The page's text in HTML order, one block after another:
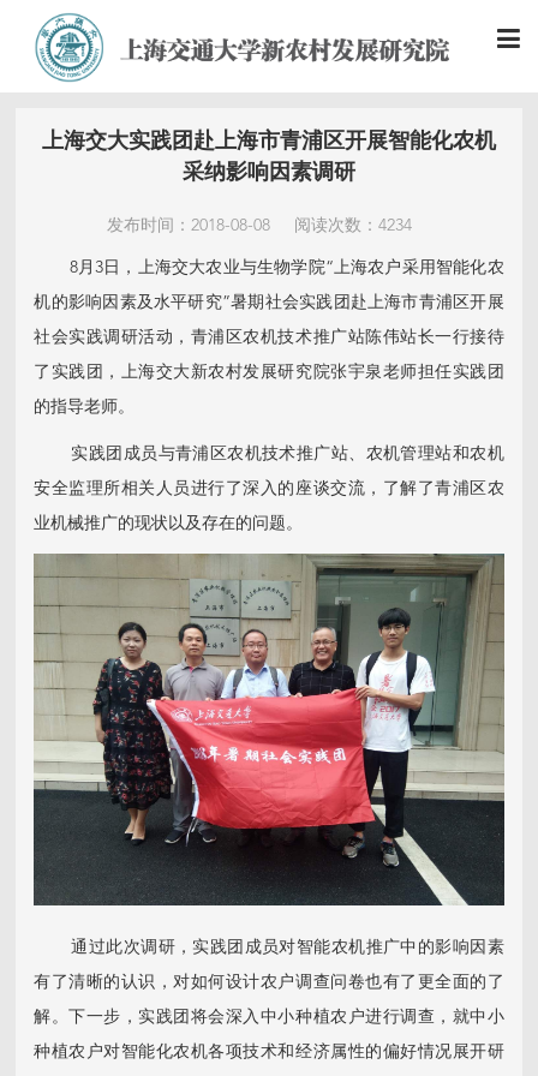
上海交大实践团赴上海市青浦区开展智能化农机
采纳影响因素调研
发布时间：2018-08-08 阅读次数：4234
8月3日，上海交大农业与生物学院“上海农户采用智能化农
机的影响因素及水平研究”暑期社会实践团赴上海市青浦区开展
社会实践调研活动，青浦区农机技术推广站陈伟站长一行接待
了实践团，上海交大新农村发展研究院张宇泉老师担任实践团
的指导老师。
实践团成员与青浦区农机技术推广站、农机管理站和农机
安全监理所相关人员进行了深入的座谈交流，了解了青浦区农
业机械推广的现状以及存在的问题。
通过此次调研，实践团成员对智能农机推广中的影响因素
有了清晰的认识，对如何设计农户调查问卷也有了更全面的了
解。下一步，实践团将会深入中小种植农户进行调查，就中小
种植农户对智能化农机各项技术和经济属性的偏好情况展开研